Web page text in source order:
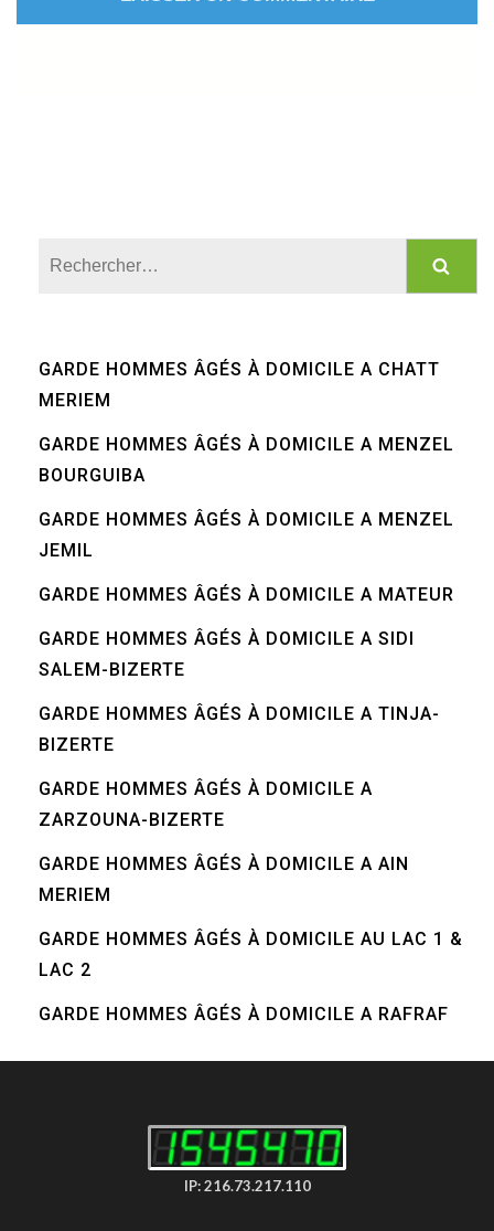
GARDE HOMMES ÂGÉS À DOMICILE A CHATT
MERIEM
GARDE HOMMES ÂGÉS À DOMICILE A MENZEL
BOURGUIBA
GARDE HOMMES ÂGÉS À DOMICILE A MENZEL
JEMIL
GARDE HOMMES ÂGÉS À DOMICILE A MATEUR
GARDE HOMMES ÂGÉS À DOMICILE A SIDI
SALEM-BIZERTE
GARDE HOMMES ÂGÉS À DOMICILE A TINJA-
BIZERTE
GARDE HOMMES ÂGÉS À DOMICILE A
ZARZOUNA-BIZERTE
GARDE HOMMES ÂGÉS À DOMICILE A AIN
MERIEM
GARDE HOMMES ÂGÉS À DOMICILE AU LAC 1 &
LAC 2
GARDE HOMMES ÂGÉS À DOMICILE A RAFRAF
IP: 216.73.217.110